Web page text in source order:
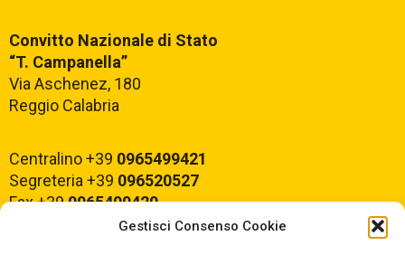
Gestisci Consenso Cookie
Convitto Nazionale di Stato
“T. Campanella”
Via Aschenez, 180
Reggio Calabria
Centralino +39 0965499421
Segreteria +39 096520527
Fax +390965499420